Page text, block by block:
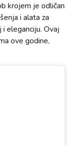
krojem je odličan
i alata za
eleganciju. Ovaj
ove godine,